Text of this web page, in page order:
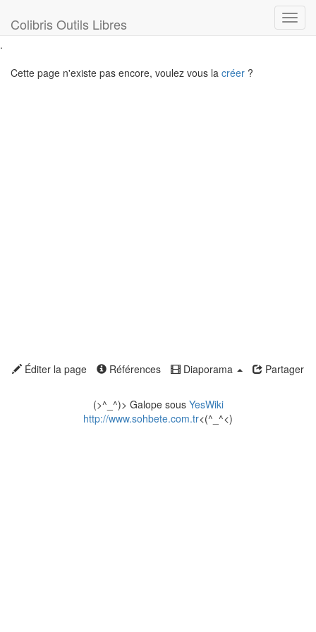
Colibris Outils Libres
.
Cette page n'existe pas encore, voulez vous la créer ?
Éditer la page Références Diaporama Partager
(>^_^)> Galope sous YesWiki
http://www.sohbete.com.tr<(^_^<)